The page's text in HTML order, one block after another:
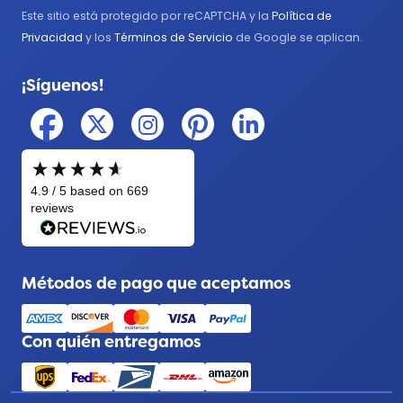
Policía
Este sitio está protegido por reCAPTCHA y la Política de
Privacidad y los Términos de Servicio de Google se aplican.
¡Síguenos!
Métodos de pago que aceptamos
Con quién entregamos